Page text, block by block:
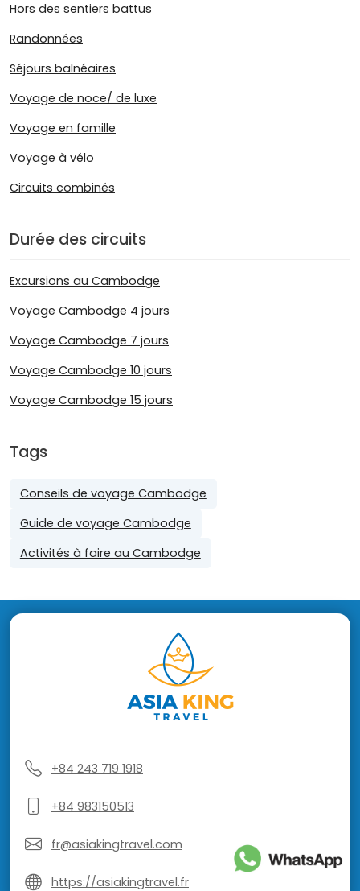
Hors des sentiers battus
Randonnées
Séjours balnéaires
Voyage de noce/ de luxe
Voyage en famille
Voyage à vélo
Circuits combinés
Durée des circuits
Excursions au Cambodge
Voyage Cambodge 4 jours
Voyage Cambodge 7 jours
Voyage Cambodge 10 jours
Voyage Cambodge 15 jours
Tags
Conseils de voyage Cambodge
Guide de voyage Cambodge
Activités à faire au Cambodge
+84 243 719 1918
+84 983150513
fr@asiakingtravel.com
https://asiakingtravel.fr